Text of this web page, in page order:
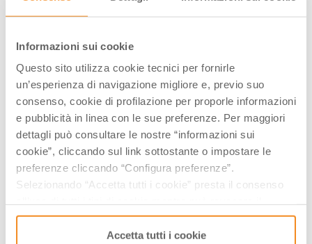
Informazioni sui cookie
Questo sito utilizza cookie tecnici per fornirle
un’esperienza di navigazione migliore e, previo suo
consenso, cookie di profilazione per proporle informazioni
e pubblicità in linea con le sue preferenze. Per maggiori
dettagli può consultare le nostre “informazioni sui
cookie”, cliccando sul link sottostante o impostare le
preferenze cliccando “Configura preferenze”.
Selezionando “Accetta tutti i cookie” presta il consenso
consenso cliccando su “Usa solo i cookie necessari” e
saranno attivati i soli cookie tecnici necessari al corretto
Accetta tutti i cookie
Aperto tutto l'anno. Da Gennaio a Marzo giorni feriali
15.30/17.30 - i giorni festivi 9.00/13.00; da Aprile a Giugno
giorni feriali dal lunedì al sabato 9.00/12.30 - martedì e
giovedì anche 15.30/18.00 - i giorni festivi 9.00/12.30 e
15.30/18.00; da Giugno a Ottobre giorni feriali e festivi
9.00/12.30 15.30/18.00, chiuso il sabato pomeriggio
(aperto anche il sabato pomeriggio nei mesi di luglio
agosto e settembre dalle 15.30 alle 18,00); Novembre e
Dicembre giorni feriali 9.00/12.30 martedì e giovedì anche
15.30/17.30 festivi 9.00/13.00. Chiuso il 25/12, 26/12, 1/01
e giorno di Pasqua.
I Percorsi del Savio propone anche
Balamondo con Mirko Casadei e Popular Folk